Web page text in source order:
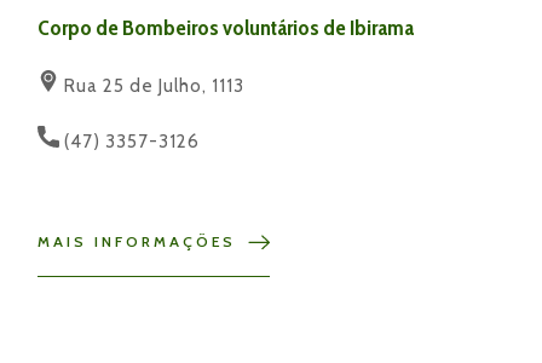
Corpo de Bombeiros voluntários de Ibirama
Rua 25 de Julho, 1113
(47) 3357-3126
MAIS INFORMAÇÕES